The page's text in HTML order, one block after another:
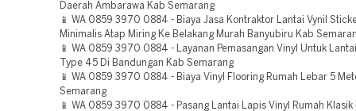
Daerah Ambarawa Kab Semarang
📱 WA 0859 3970 0884 - Biaya Jasa Kontraktor Lantai Vynil
Minimalis Atap Miring Ke Belakang Murah Banyubiru Kab
📱 WA 0859 3970 0884 - Layanan Pemasangan Vinyl Untuk
Type 45 Di Bandungan Kab Semarang
📱 WA 0859 3970 0884 - Biaya Vinyl Flooring Rumah Lebar 5
Semarang
📱 WA 0859 3970 0884 - Pasang Lantai Lapis Vinyl Rumah Klasik